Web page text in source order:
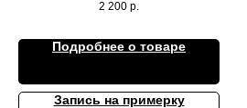
2 200 р.
Подробнее о товаре
Запись на примерку